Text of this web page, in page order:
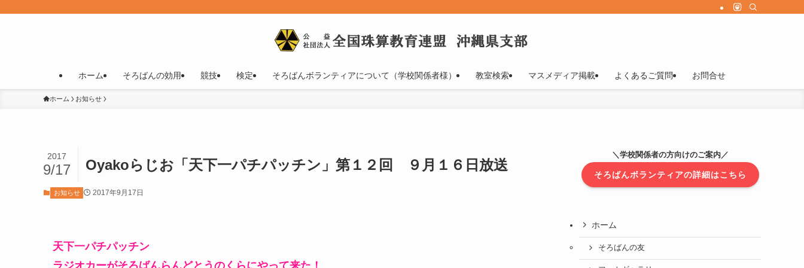
ホーム そろばんの効用 競技 検定 そろばんボランティアについて（学校関係者様） 教室検索 マスメディア掲載 よくあるご質問 お問合せ
ホーム お知らせ
Oyakoらじお「天下一パチパッチン」第１２回 ９月１６日放送
2017
9/17
お知らせ 2017年9月17日
天下一パチパッチン
ラジオカーがそろばんらんどとうのくらにやって来た！
＼学校関係者の方向けのご案内／
そろばんボランティアの詳細はこちら
ホーム
そろばんの友